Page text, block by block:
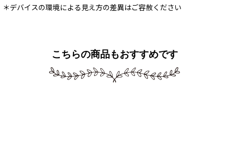
＊デバイスの環境による見え方の差異はご容赦ください
こちらの商品もおすすめです